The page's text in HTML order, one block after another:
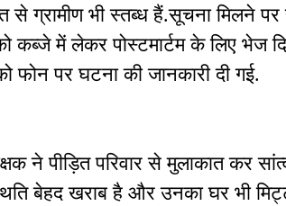
से ग्रामीण भी स्तब्ध हैं.सूचना मिलने पर
कब्जे में लेकर पोस्टमार्टम के लिए भेज
फोन पर घटना की जानकारी दी गई.
ने पीड़ित परिवार से मुलाकात कर
बेहद खराब है और उनका घर भी